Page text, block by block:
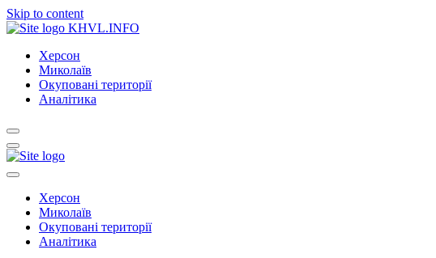
Skip to content
KHVL.INFO
Херсон
Миколаїв
Окуповані території
Аналітика
Херсон
Миколаїв
Окуповані території
Аналітика